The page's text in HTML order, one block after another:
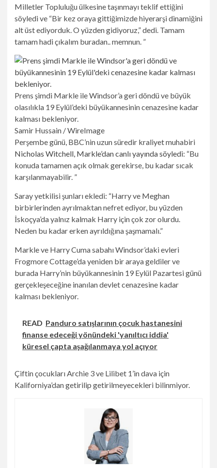
Milletler Topluluğu ülkesine taşınmayı teklif ettiğini
söyledi ve “Bir kez oraya gittiğimizde hiyerarşi dinamiğini
alt üst ediyorduk. O yüzden gidiyoruz,” dedi. Tamam
tamam hadi çıkalım buradan.. memnun. ”
Prens şimdi Markle ile Windsor’a geri döndü ve büyük
olasılıkla 19 Eylül’deki büyükannesinin cenazesine kadar
kalması bekleniyor.
Samir Hussain / WireImage
Perşembe günü, BBC’nin uzun süredir kraliyet muhabiri
Nicholas Witchell, Markle’dan canlı yayında söyledi: “Bu
konuda tamamen açık olmak gerekirse, bu kadar sıcak
karşılanmayabilir. ”
Saray yetkilisi şunları ekledi: “Harry ve Meghan
birbirlerinden ayrılmaktan nefret ediyor, bu yüzden
İskoçya’da yalnız kalmak Harry için çok zor olurdu.
Neden bu kadar erken ayrıldığına şaşmamalı.”
Markle ve Harry Cuma sabahı Windsor’daki evleri
Frogmore Cottage’da yeniden bir araya geldiler ve
burada Harry’nin büyükannesinin 19 Eylül Pazartesi günü
gerçekleşeceğine inanılan devlet cenazesine kadar
kalması bekleniyor.
READ Panduro satışlarının çocuk hastanesini
finanse edeceği yönündeki 'yanıltıcı iddia'
küresel çapta aşağılanmaya yol açıyor
Çiftin çocukları Archie 3 ve Lilibet 1’in dava için
Kaliforniya’dan getirilip getirilmeyecekleri bilinmiyor.